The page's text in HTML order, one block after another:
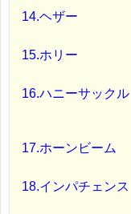
14.ヘザー
15.ホリー
16.ハニーサックル
17.ホーンビーム
18.インパチェンス